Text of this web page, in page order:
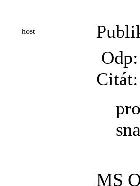
host
Citát:
MS